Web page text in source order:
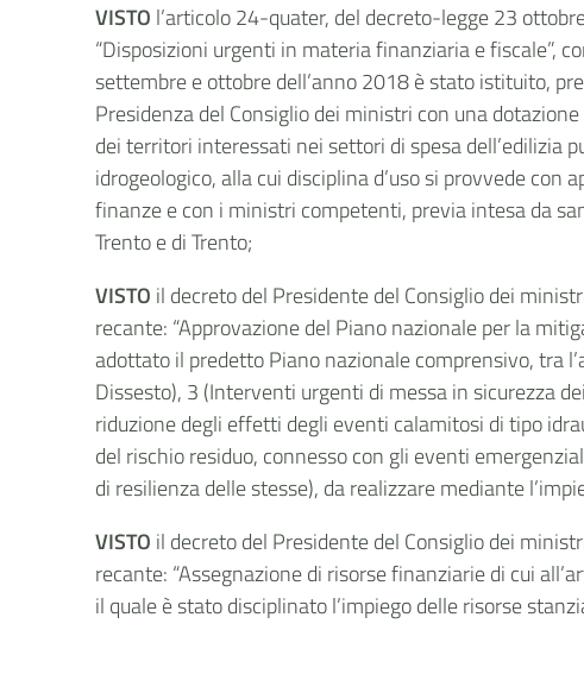
VISTO l’articolo 24-quater, del decreto-legge 23
“Disposizioni urgenti in materia finanziaria e fiscale”,
settembre e ottobre dell’anno 2018 è stato istituito,
Presidenza del Consiglio dei ministri con una
dei territori interessati nei settori di spesa dell’edilizia
idrogeologico, alla cui disciplina d’uso si provvede
finanze e con i ministri competenti, previa intesa da
Trento e di Trento;
VISTO il decreto del Presidente del Consiglio dei
recante: “Approvazione del Piano nazionale per la
adottato il predetto Piano nazionale comprensivo, tra
Dissesto), 3 (Interventi urgenti di messa in sicurezza
riduzione degli effetti degli eventi calamitosi di tipo
del rischio residuo, connesso con gli eventi
di resilienza delle stesse), da realizzare mediante
VISTO il decreto del Presidente del Consiglio dei
recante: “Assegnazione di risorse finanziarie di cui
il quale è stato disciplinato l’impiego delle risorse